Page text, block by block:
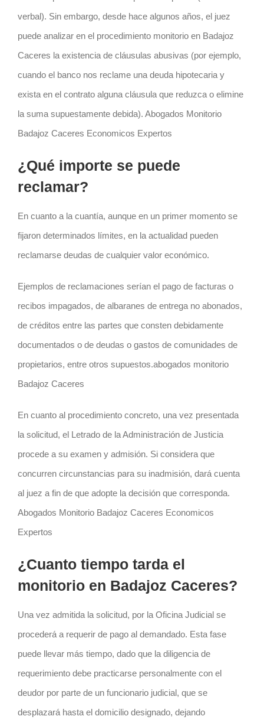
verbal). Sin embargo, desde hace algunos años, el juez
puede analizar en el procedimiento monitorio en Badajoz
Caceres la existencia de cláusulas abusivas (por ejemplo,
cuando el banco nos reclame una deuda hipotecaria y
exista en el contrato alguna cláusula que reduzca o elimine
la suma supuestamente debida). Abogados Monitorio
Badajoz Caceres Economicos Expertos
¿Qué importe se puede
reclamar?
En cuanto a la cuantía, aunque en un primer momento se
fijaron determinados límites, en la actualidad pueden
reclamarse deudas de cualquier valor económico.
Ejemplos de reclamaciones serían el pago de facturas o
recibos impagados, de albaranes de entrega no abonados,
de créditos entre las partes que consten debidamente
documentados o de deudas o gastos de comunidades de
propietarios, entre otros supuestos.abogados monitorio
Badajoz Caceres
En cuanto al procedimiento concreto, una vez presentada
la solicitud, el Letrado de la Administración de Justicia
procede a su examen y admisión. Si considera que
concurren circunstancias para su inadmisión, dará cuenta
al juez a fin de que adopte la decisión que corresponda.
Abogados Monitorio Badajoz Caceres Economicos
Expertos
¿Cuanto tiempo tarda el
monitorio en Badajoz Caceres?
Una vez admitida la solicitud, por la Oficina Judicial se
procederá a requerir de pago al demandado. Esta fase
puede llevar más tiempo, dado que la diligencia de
requerimiento debe practicarse personalmente con el
deudor por parte de un funcionario judicial, que se
desplazará hasta el domicilio designado, dejando